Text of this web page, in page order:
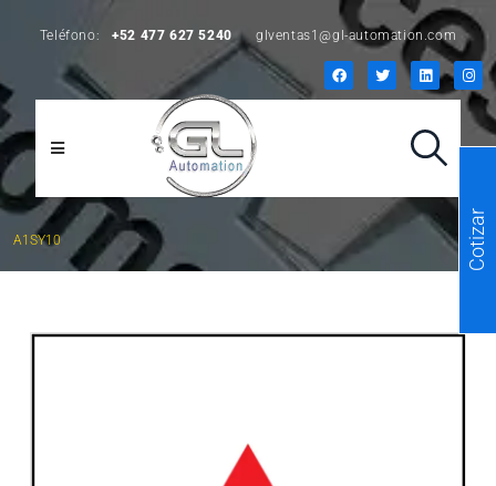
Teléfono: +52 477 627 5240 glventas1@gl-automation.com
A1SY10 Cotizar